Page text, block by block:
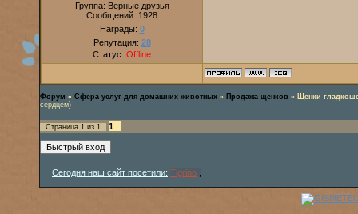
Группа: Верные друзья
Сообщений: 1928
Награды: 0
Репутация: 28
Статус: Offline
Форум » Сфера услуг для домашних животных » Продажа щенков » Щенки
сердцем)
Страница 1 из 1 1
Сегодня наш сайт посетили: Tigrino